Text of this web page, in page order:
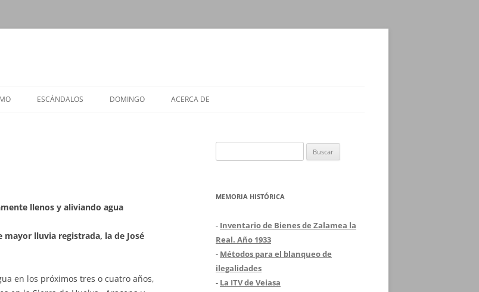
ESCÁNDALOS DOMINGO ACERCA DE
llenos y aliviando agua
mayor lluvia registrada, la de José
en los próximos tres o cuatro años,
MEMORIA HISTÓRICA
- Inventario de Bienes de Zalamea la
Real. Año 1933
- Métodos para el blanqueo de
ilegalidades
- La ITV de Veiasa